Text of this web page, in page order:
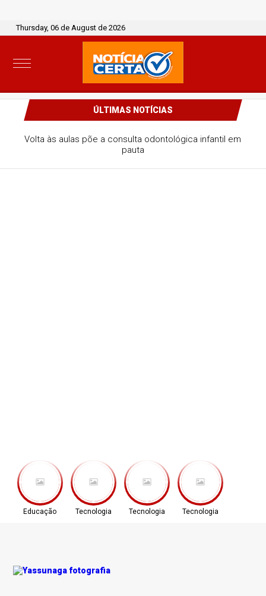
Thursday, 06 de August de 2026
ÚLTIMAS NOTÍCIAS
Volta às aulas põe a consulta odontológica infantil em
pauta
Educação Tecnologia Tecnologia Tecnologia
Tecnologia Tecnologia